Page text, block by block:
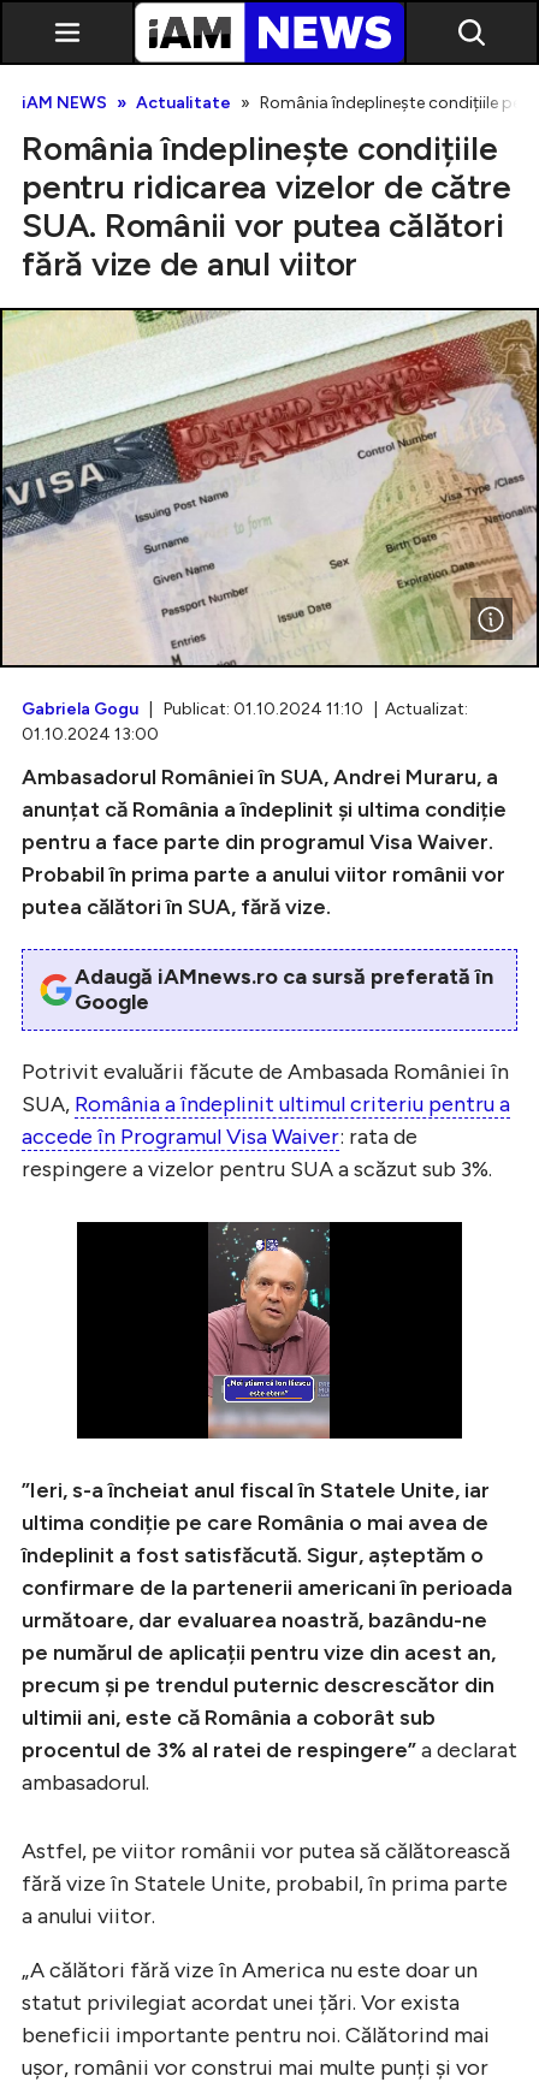
Exclusiv
Intră în cont
Creează cont
iAM NEWS Actualitate România îndeplinește condițiile
România îndeplinește condițiile
pentru ridicarea vizelor de către
SUA. Românii vor putea călători
fără vize de anul viitor
Gabriela Gogu | Publicat: 01.10.2024 11:10 | Actualizat:
01.10.2024 13:00
Ambasadorul României în SUA, Andrei Muraru, a
anunțat că România a îndeplinit și ultima condiție
pentru a face parte din programul Visa Waiver.
Probabil în prima parte a anului viitor românii vor
putea călători în SUA, fără vize.
Adaugă iAMnews.ro ca sursă preferată în
Google
Potrivit evaluării făcute de Ambasada României în
SUA, România a îndeplinit ultimul criteriu pentru a
accede în Programul Visa Waiver: rata de
respingere a vizelor pentru SUA a scăzut sub 3%.
”Ieri, s-a încheiat anul fiscal în Statele Unite, iar
ultima condiție pe care România o mai avea de
îndeplinit a fost satisfăcută. Sigur, așteptăm o
confirmare de la partenerii americani în perioada
următoare, dar evaluarea noastră, bazându-ne
pe numărul de aplicații pentru vize din acest an,
precum și pe trendul puternic descrescător din
ultimii ani, este că România a coborât sub
procentul de 3% al ratei de respingere”a declarat
ambasadorul.
Astfel, pe viitor românii vor putea să călătorească
fără vize în Statele Unite, probabil, în prima parte
a anului viitor.
„A călători fără vize în America nu este doar un
statut privilegiat acordat unei țări. Vor exista
beneficii importante pentru noi. Călătorind mai
ușor, românii vor construi mai multe punți și vor